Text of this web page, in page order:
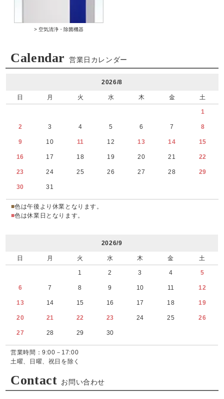
> 空気清浄・除菌機器
Calendar 営業日カレンダー
2026/8
日 月 火 水 木 金 土
1
2 3 4 5 6 7 8
9 10 11 12 13 14 15
16 17 18 19 20 21 22
23 24 25 26 27 28 29
30 31
■色は午後より休業となります。
■色は休業日となります。
2026/9
日 月 火 水 木 金 土
1 2 3 4 5
6 7 8 9 10 11 12
13 14 15 16 17 18 19
20 21 22 23 24 25 26
27 28 29 30
営業時間：9:00－17:00
土曜、日曜、祝日を除く
Contact お問い合わせ